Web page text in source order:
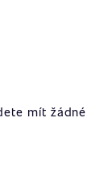
mít žádné